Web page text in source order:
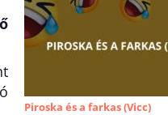
Piroska és a farkas (Vicc)